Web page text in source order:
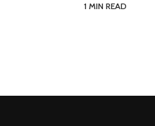
1 MIN READ